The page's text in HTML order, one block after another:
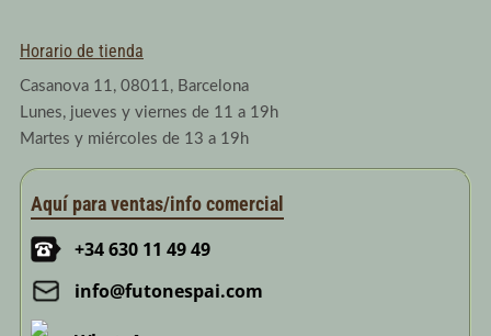
Horario de tienda
Casanova 11, 08011, Barcelona
Lunes, jueves y viernes de 11 a 19h
Martes y miércoles de 13 a 19h
Aquí para ventas/info comercial
+34 630 11 49 49
info@futonespai.com